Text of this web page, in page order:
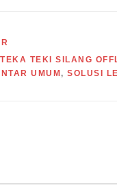
TEKI SILANG
UMUM , SOLUSI